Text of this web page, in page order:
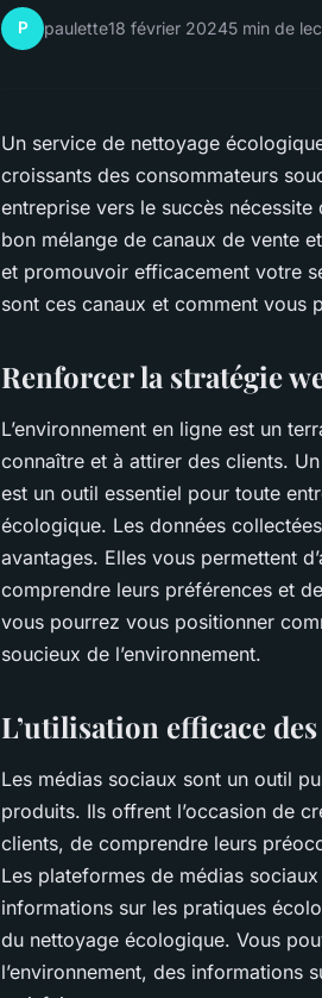
P paulette18 février 20245 min de
Un service de nettoyage
croissants des consommateurs
entreprise vers le succès
bon mélange de canaux de vente
et promouvoir efficacement votre
sont ces canaux et comment vous
Renforcer la stratégie
L’environnement en ligne est un
connaître et à attirer des clients.
est un outil essentiel pour toute
écologique. Les données
avantages. Elles vous permettent
comprendre leurs préférences et
vous pourrez vous positionner
soucieux de l’environnement.
L’utilisation efficace
Les médias sociaux sont un outil
produits. Ils offrent l’occasion de
clients, de comprendre leurs
Les plateformes de médias
informations sur les pratiques
du nettoyage écologique. Vous
l’environnement, des informations